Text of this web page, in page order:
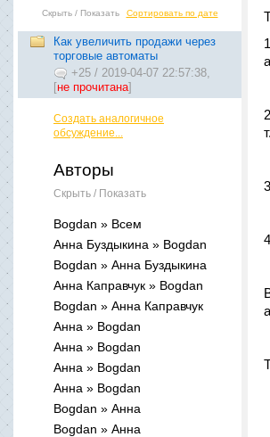
Скрыть / Показать Сортировать по дате
Как увеличить продажи через
торговые автоматы
+25 / 2019-04-07 22:57:38,
[не прочитана]
Создать аналогичное
обсуждение...
Авторы
Скрыть / Показать
Bogdan » Всем
Анна Буздыкина » Bogdan
Bogdan » Анна Буздыкина
Анна Каправчук » Bogdan
Bogdan » Анна Каправчук
Анна » Bogdan
Анна » Bogdan
Анна » Bogdan
Анна » Bogdan
Bogdan » Анна
Bogdan » Анна